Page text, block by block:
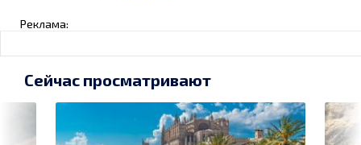
Реклама:
Сейчас просматривают